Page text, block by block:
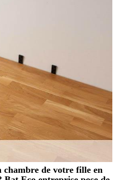
chambre de votre fille en